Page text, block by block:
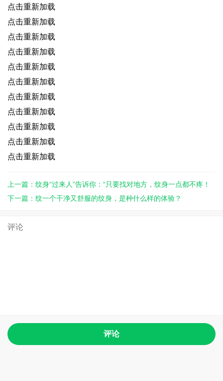
点击重新加载
点击重新加载
点击重新加载
点击重新加载
点击重新加载
点击重新加载
点击重新加载
点击重新加载
点击重新加载
点击重新加载
点击重新加载
上一篇：纹身“过来人”告诉你：“只要找对地方，纹身一点都不疼！
...
下一篇：纹一个干净又舒服的纹身，是种什么样的体验？
评论